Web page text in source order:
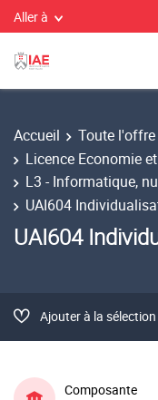
Aller à
Accueil Toute
Licence Economie
L3 - Informatique,
UAI604
UAI604
Ajouter à la sélection
Composante